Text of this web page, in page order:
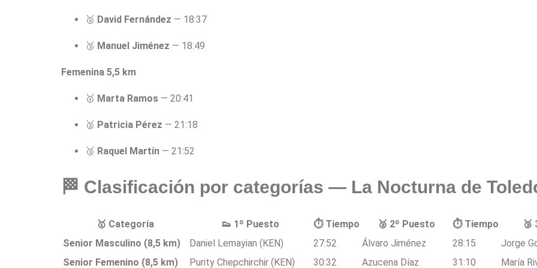
🥈 David Fernández — 18:37
🥉 Manuel Jiménez — 18:49
Femenina 5,5 km
🥇 Marta Ramos — 20:41
🥈 Patricia Pérez — 21:18
🥉 Raquel Martín — 21:52
🏁 Clasificación por categorías — La Nocturna de
🥇 Categoría 👟 1º Puesto ⏱️ Tiempo 🥈 2º Puesto ⏱️ Tiempo
🥉
Senior Masculino (8,5 km)
Daniel Lemayian (KEN) 27:52 Álvaro Jiménez 28:15
Jorge
Senior Femenino (8,5 km)
Purity Chepchirchir (KEN) 30:32 Azucena Díaz 31:10 María